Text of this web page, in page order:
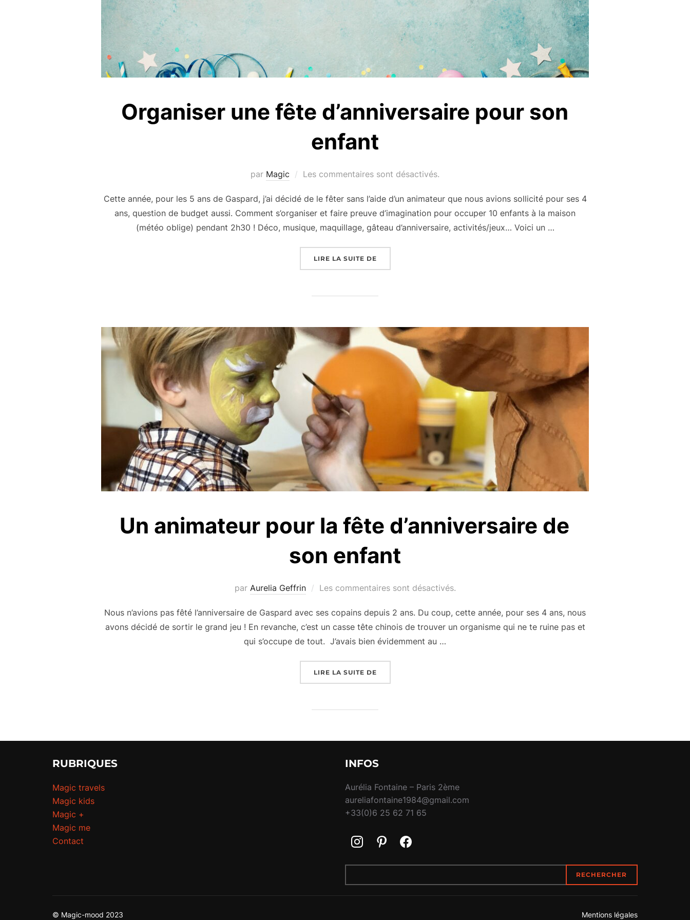
Organiser une fête d’anniversaire pour son
enfant
par Magic Les commentaires sont désactivés.
Cette année, pour les 5 ans de Gaspard, j’ai décidé de le fêter sans l’aide d’un animateur que nous avions sollicité pour ses 4
ans, question de budget aussi. Comment s’organiser et faire preuve d’imagination pour occuper 10 enfants à la maison
(météo oblige) pendant 2h30 ! Déco, musique, maquillage, gâteau d’anniversaire, activités/jeux… Voici un …
LIRE LA SUITE DE« ORGANISER UNE FÊTE D’ANNIVERSAIRE POUR SON ENFANT »
Un animateur pour la fête d’anniversaire de
son enfant
par Aurelia Geffrin Les commentaires sont désactivés.
Nous n’avions pas fêté l’anniversaire de Gaspard avec ses copains depuis 2 ans. Du coup, cette année, pour ses 4 ans, nous
avons décidé de sortir le grand jeu ! En revanche, c’est un casse tête chinois de trouver un organisme qui ne te ruine pas et
qui s’occupe de tout. J’avais bien évidemment au …
LIRE LA SUITE DE« UN ANIMATEUR POUR LA FÊTE D’ANNIVERSAIRE DE SON ENFANT »
RUBRIQUES
Magic travels
Magic kids
Magic +
Magic me
Contact
INFOS
Aurélia Fontaine – Paris 2ème
aureliafontaine1984@gmail.com
+33(0)6 25 62 71 65
RECHERCHER
© Magic-mood 2023 Mentions légales